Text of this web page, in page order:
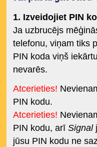
1. Izveidojiet PIN
Ja uzbrucējs
telefonu, viņam tiks
PIN koda viņš
nevarēs.
Atcerieties!
PIN kodu.
Atcerieties!
PIN kodu, arī Signal
jūsu PIN kodu ne